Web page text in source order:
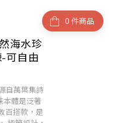
件商品
海水珍
可自由
自萬葉集詩
本體是泛著
百搭款，是